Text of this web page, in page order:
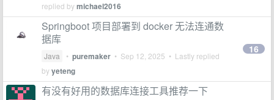
replied bymichael2016
Springboot 项目部署到 docker 无法连通数
据库
Java • puremaker • Sep 12, 2025 • Lastly replied
byyeteng
16
有没有好用的数据库连接工具推荐一下